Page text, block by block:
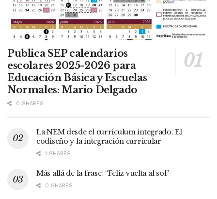
Publica SEP calendarios
escolares 2025-2026 para
Educación Básica y Escuelas
Normales: Mario Delgado
0 SHARES
La NEM desde el currículum integrado. El
codiseño y la integración curricular
1 SHARES
Más allá de la frase: “Feliz vuelta al sol”
0 SHARES